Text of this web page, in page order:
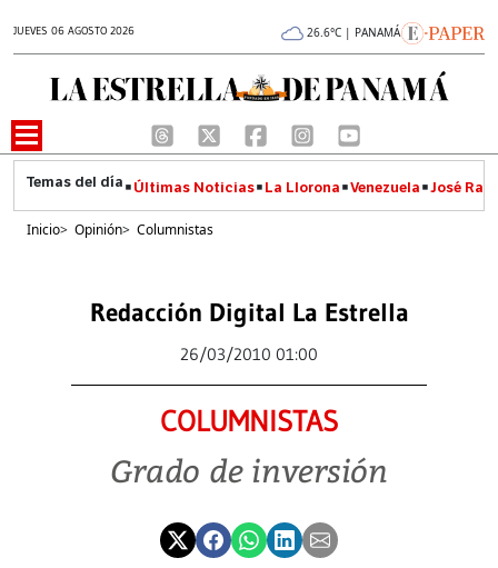
JUEVES 06 AGOSTO 2026 26.6°C | PANAMÁ
Últimas Noticias La Llorona Venezuela José
Inicio> Opinión> Columnistas
Redacción Digital La Estrella
26/03/2010 01:00
COLUMNISTAS
Grado de inversión